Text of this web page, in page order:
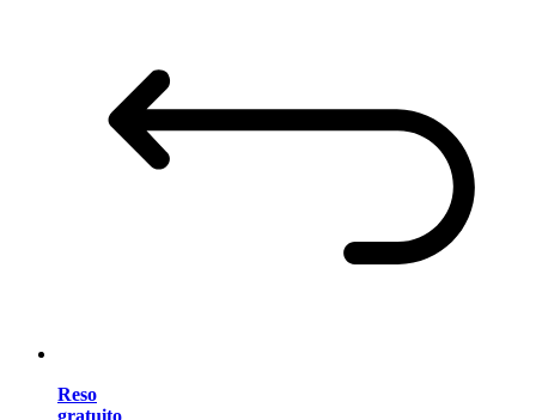
Reso
gratuito